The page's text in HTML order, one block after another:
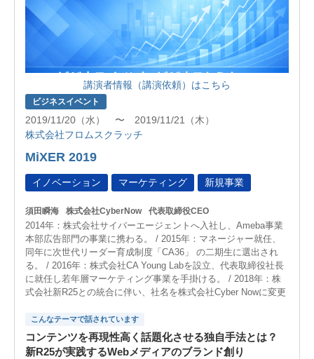
講演者情報（講演依頼）はこちら
ビジネスイベント
2019/11/20（水） 〜 2019/11/21（木）
株式会社フロムスクラッチ
MiXER 2019
イノベーション マーケティング 新規事業
須田瞬海 株式会社CyberNow 代表取締役CEO
2014年：株式会社サイバーエージェントへ入社し、Ameba事業
本部広告部門の事業に携わる。 / 2015年：マネージャー就任、
同年に次世代リーダー育成制度「CA36」 の二期生に選出され
る。 / 2016年：株式会社CA Young Labを設立、代表取締役社長
に就任し若年層マーケティング事業を手掛ける。 / 2018年：株
式会社新R25との統合に伴い、社名を株式会社Cyber Nowに変更
こんなテーマで話されています
コンテンツを再現性高く話題化させる独自手法とは？
新R25が実践するWebメディアのブランド創り